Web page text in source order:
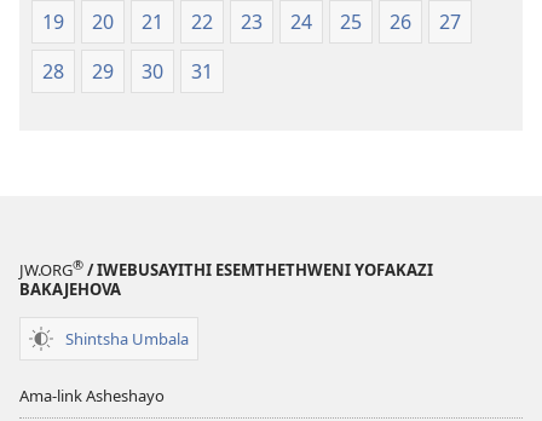
19
20 21 22 23 24 25 26
27
28
29 30 31
JW.ORG® / IWEBUSAYITHI ESEMTHETHWENI YOFAKAZI
BAKAJEHOVA
Shintsha Umbala
Ama-link Asheshayo